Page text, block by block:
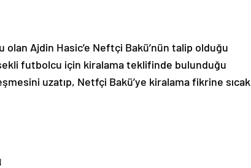
Ajdin Hasic’e Neftçi Bakü’nün talip olduğu
futbolcu için kiralama teklifinde bulunduğu
uzatıp, Netfçi Bakü’ye kiralama fikrine sıcak